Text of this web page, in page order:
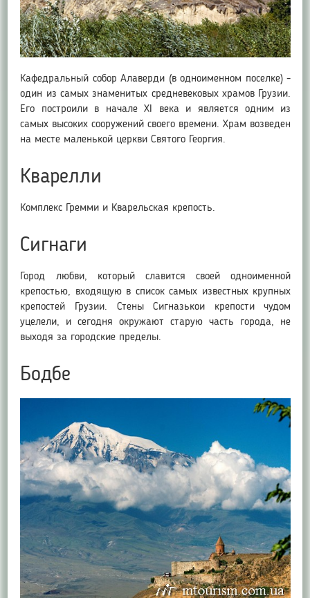
Кафедральный собор Алаверди (в одноименном поселке) -
один из самых знаменитых средневековых храмов Грузии.
Его построили в начале XI века и является одним из
самых высоких сооружений своего времени. Храм возведен
на месте маленькой церкви Святого Георгия.
Кварелли
Комплекс Гремми и Кварельская крепость.
Сигнаги
Город любви, который славится своей одноименной
крепостью, входящую в список самых известных крупных
крепостей Грузии. Стены Сигназькои крепости чудом
уцелели, и сегодня окружают старую часть города, не
выходя за городские пределы.
Бодбе